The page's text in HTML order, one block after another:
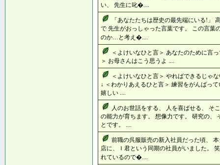
い、 先生に叱�....
「あなたたちは歴史の最先端にいる!」
で 先生がおっしゃった言葉です。 この言葉
のか…と考え�....
＜よけいなひと言＞ あなたのため
＞ お母さんはこう思うよ ....
＜よけいなひと言＞ やればできる
↓ ＜わかりあえるひと言＞ 練習をがんばっ
嬉しい ....
人のお世話をする、 人を喜ばせる、 そ
の能力が育ちます。 想像力です。 研究の、
とです。 ....
前職の呉服販売の新入社員だった頃、
店に、Ｉ君という同期の社員がいました。
れているので�....